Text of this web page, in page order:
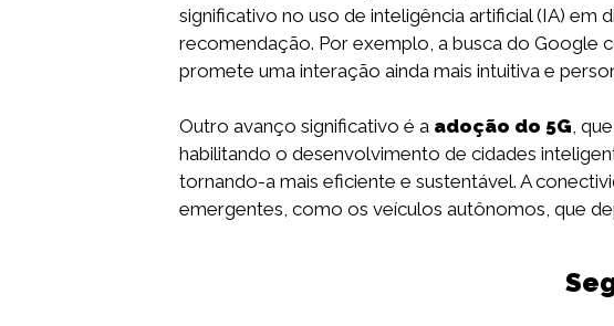
significativo no uso de inteligência artificial (IA) em
recomendação. Por exemplo, a busca do Google
promete uma interação ainda mais intuitiva e
Outro avanço significativo é a adoção do 5G,
habilitando o desenvolvimento de cidades
tornando-a mais eficiente e sustentável. A
emergentes, como os veículos autônomos, que